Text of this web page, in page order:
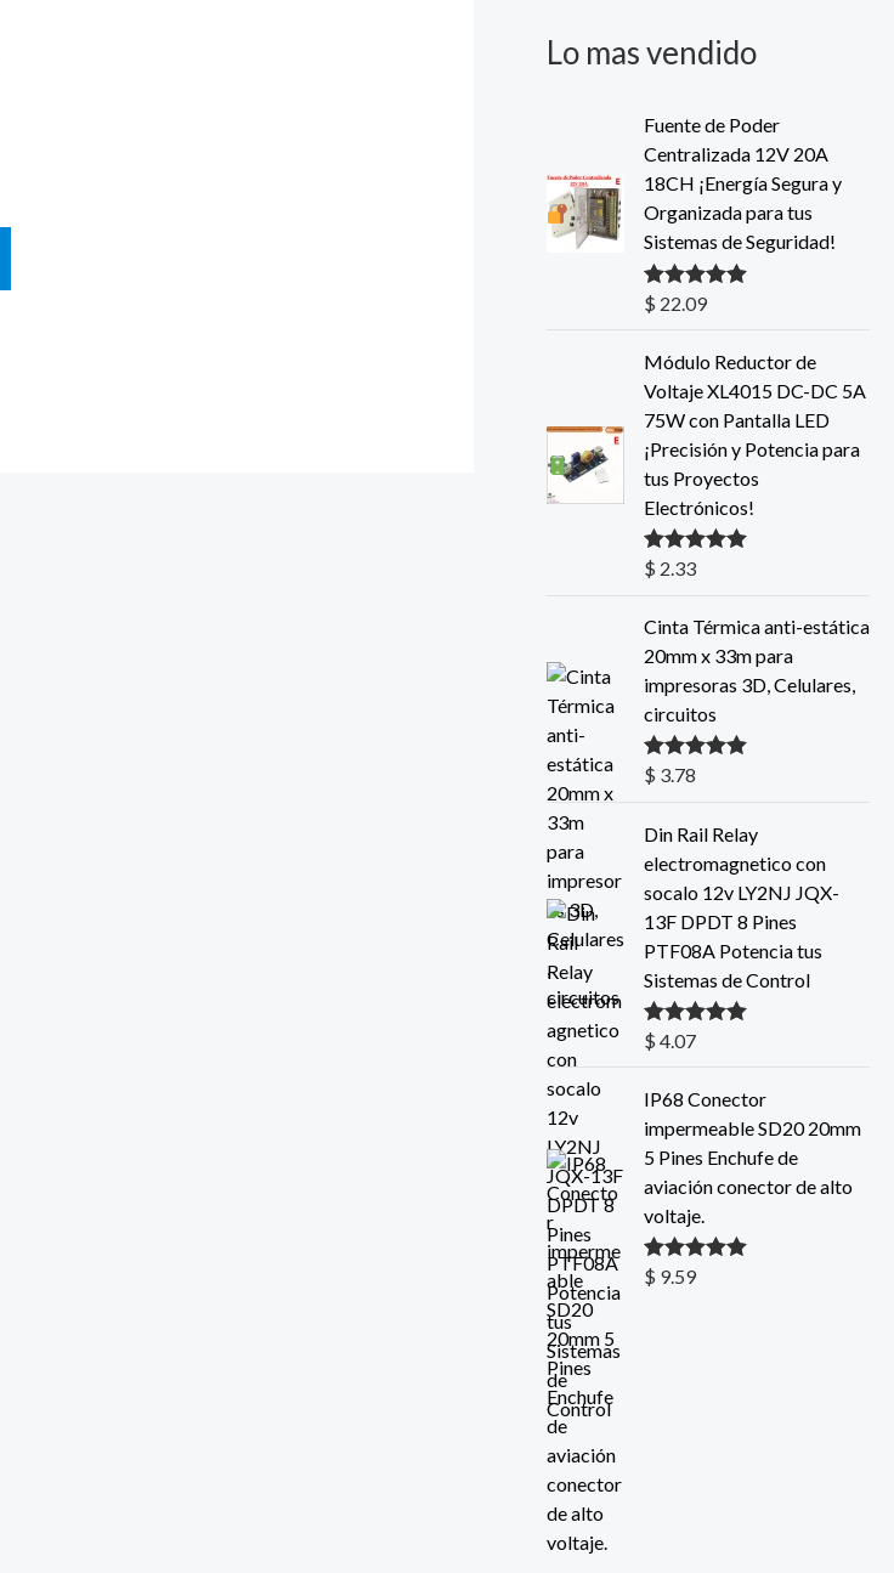
8
Lo mas vendido
Fuente de Poder
Centralizada 12V 20A
18CH ¡Energía Segura y
Organizada para tus
Sistemas de Seguridad!
Valorado con
$ 22.09
Módulo Reductor de
Voltaje XL4015 DC-DC 5A
75W con Pantalla LED
¡Precisión y Potencia para
tus Proyectos
Electrónicos!
Valorado con
$ 2.33
Cinta Térmica anti-estática
20mm x 33m para
impresoras 3D, Celulares,
circuitos
Valorado con
$ 3.78
Din Rail Relay
electromagnetico con
socalo 12v LY2NJ JQX-
13F DPDT 8 Pines
PTF08A Potencia tus
Sistemas de Control
Valorado con
$ 4.07
IP68 Conector
impermeable SD20 20mm
5 Pines Enchufe de
aviación conector de alto
voltaje.
Valorado con
$ 9.59